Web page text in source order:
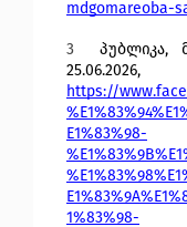
mdgomareoba-
3
პუბლიკა,
https://
E1%83%98-
1%83%98-